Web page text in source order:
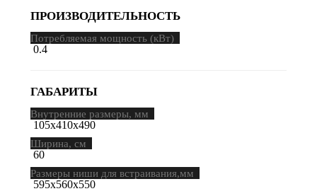
ПРОИЗВОДИТЕЛЬНОСТЬ
Потребляемая мощность (кВт)
0.4
ГАБАРИТЫ
Внутренние размеры, мм
105х410х490
Ширина, см
60
Размеры ниши для встраивания,мм
595х560х550